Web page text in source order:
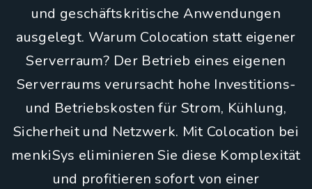
und geschäftskritische Anwendungen
ausgelegt. Warum Colocation statt eigener
Serverraum? Der Betrieb eines eigenen
Serverraums verursacht hohe Investitions-
und Betriebskosten für Strom, Kühlung,
Sicherheit und Netzwerk. Mit Colocation bei
menkiSys eliminieren Sie diese Komplexität
und profitieren sofort von einer